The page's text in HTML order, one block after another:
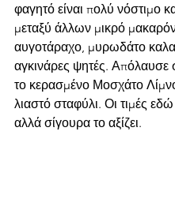
φαγητό είναι πολύ νόστιμο
μεταξύ άλλων μικρό
αυγοτάραχο, μυρωδάτο
αγκινάρες ψητές. Απόλαυσε
το κερασμένο Μοσχάτο
λιαστό σταφύλι. Οι τιμές
αλλά σίγουρα το αξίζει.